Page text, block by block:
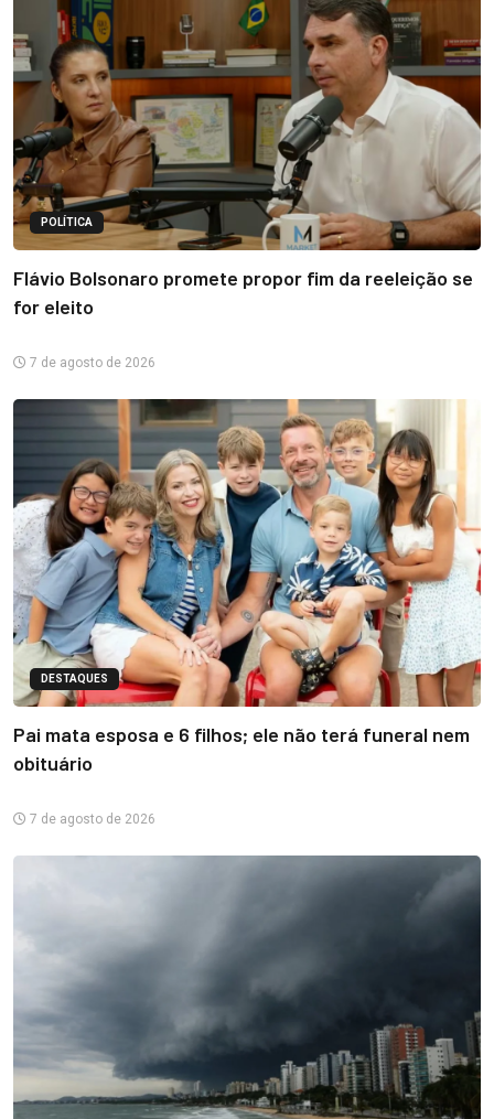
POLÍTICA
Flávio Bolsonaro promete propor fim da reeleição se
for eleito
7 de agosto de 2026
DESTAQUES
Pai mata esposa e 6 filhos; ele não terá funeral nem
obituário
7 de agosto de 2026